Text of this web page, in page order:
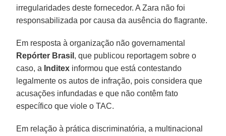
irregularidades deste fornecedor. A Zara não foi
responsabilizada por causa da ausência do flagrante.
Em resposta à organização não governamental
Repórter Brasil , que publicou reportagem sobre o
caso, a Inditex informou que está contestando
legalmente os autos de infração, pois considera que
acusações infundadas e que não contêm fato
específico que viole o TAC.
Em relação à prática discriminatória, a multinacional